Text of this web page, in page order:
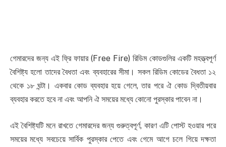
গেমারদের জন্য এই ফ্রি ফায়ার (Free Fire) রিডিম কোডগুলির একটি মহত্ত্বপূর্ণ
বৈশিষ্ট্য হলো তাদের বৈধতা এবং ব্যবহারের সীমা। সকল রিডিম কোডের বৈধতা ১২
থেকে ১৮ ঘন্টা। একবার কোড ব্যবহার হয়ে গেলে, তার পরে ঐ কোড দ্বিতীয়বার
ব্যবহার করতে হবে না এবং আপনি ঐ সময়ের মধ্যে কোনো পুরস্কার পাবেন না।
এই বৈশিষ্ট্যটি মনে রাখতে গেমারদের জন্য গুরুত্বপূর্ণ, কারণ এটি পোস্ট হওয়ার পরে
সময়ের মধ্যে সবচেয়ে সার্বিক পুরস্কার পেতে এবং গেমে আগে চলে গিয়ে দক্ষতা